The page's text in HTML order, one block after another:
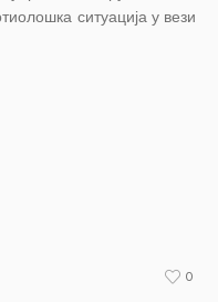
ситуација у вези
0